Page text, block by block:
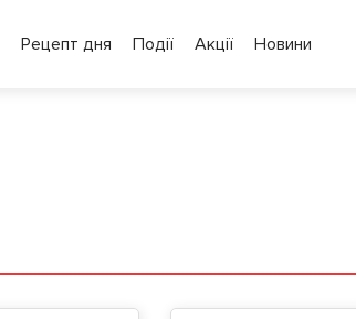
Рецепт дня Події Акції Новини